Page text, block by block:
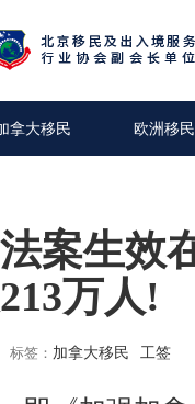
拿大移民 欧洲移民
案生效
万人!
标签： 加拿大移民 工签